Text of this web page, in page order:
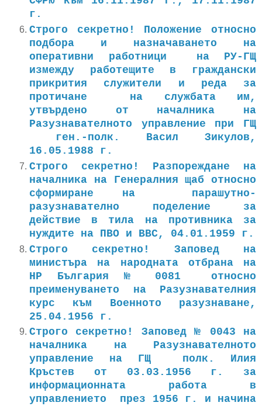
г.
Строго секретно! Положение относно
подбора и назначаването на
оперативни работници на РУ-ГЩ
измежду работещите в граждански
прикрития служители и реда за
протичане на службата им,
утвърдено от началника на
Разузнавателното управление при ГЩ
ген.-полк. Васил Зикулов,
16.05.1988 г.
Строго секретно! Разпореждане на
началника на Генералния щаб относно
сформиране на парашутно-
разузнавателно поделение за
действие в тила на противника за
нуждите на ПВО и ВВС, 04.01.1959 г.
Строго секретно! Заповед на
министъра на народната отбрана на
НР България № 0081 относно
преименуването на Разузнавателния
курс към Военното разузнаване,
25.04.1956 г.
Строго секретно! Заповед № 0043 на
началника на Разузнавателното
управление на ГЩ полк. Илия
Кръстев от 03.03.1956 г. за
информационната работа в
управлението през 1956 г. и начина